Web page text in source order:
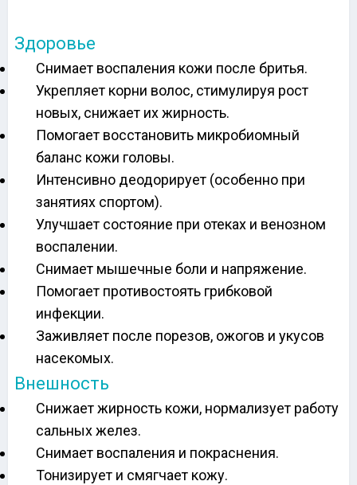
Здоровье
Снимает воспаления кожи после бритья.
Укрепляет корни волос, стимулируя рост
новых, снижает их жирность.
Помогает восстановить микробиомный
баланс кожи головы.
Интенсивно деодорирует (особенно при
занятиях спортом).
Улучшает состояние при отеках и венозном
воспалении.
Снимает мышечные боли и напряжение.
Помогает противостоять грибковой
инфекции.
Заживляет после порезов, ожогов и укусов
насекомых.
Внешность
Снижает жирность кожи, нормализует работу
сальных желез.
Снимает воспаления и покраснения.
Тонизирует и смягчает кожу.